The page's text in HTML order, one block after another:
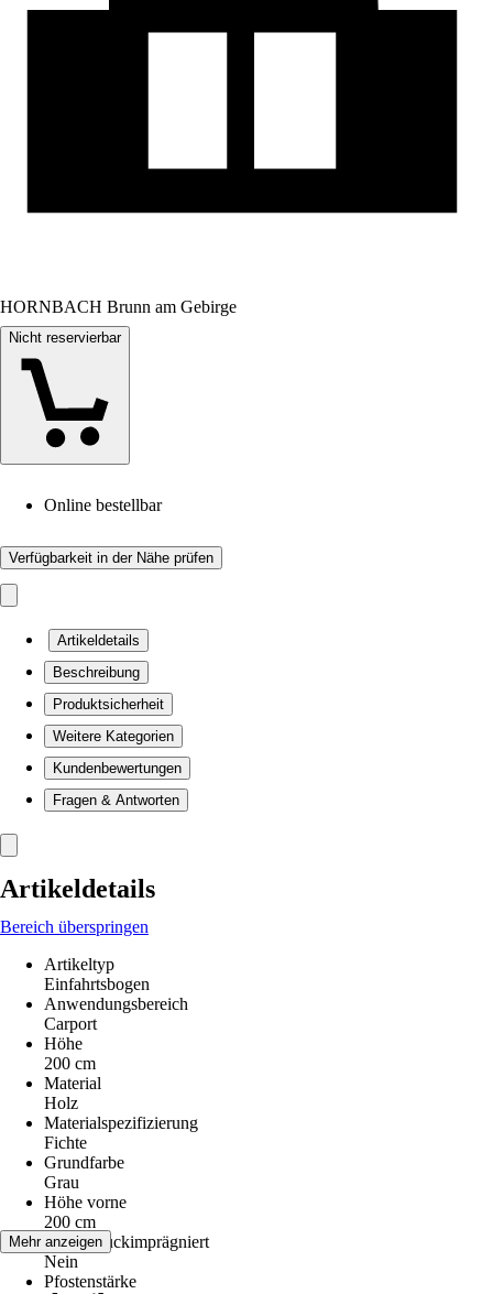
HORNBACH Brunn am Gebirge
Nicht reservierbar
Online bestellbar
Verfügbarkeit in der Nähe prüfen
Artikeldetails
Beschreibung
Produktsicherheit
Weitere Kategorien
Kundenbewertungen
Fragen & Antworten
Artikeldetails
Bereich überspringen
Artikeltyp
Einfahrtsbogen
Anwendungsbereich
Carport
Höhe
200 cm
Material
Holz
Materialspezifizierung
Fichte
Grundfarbe
Grau
Höhe vorne
200 cm
Kesseldruckimprägniert
Nein
Pfostenstärke
Mehr anzeigen